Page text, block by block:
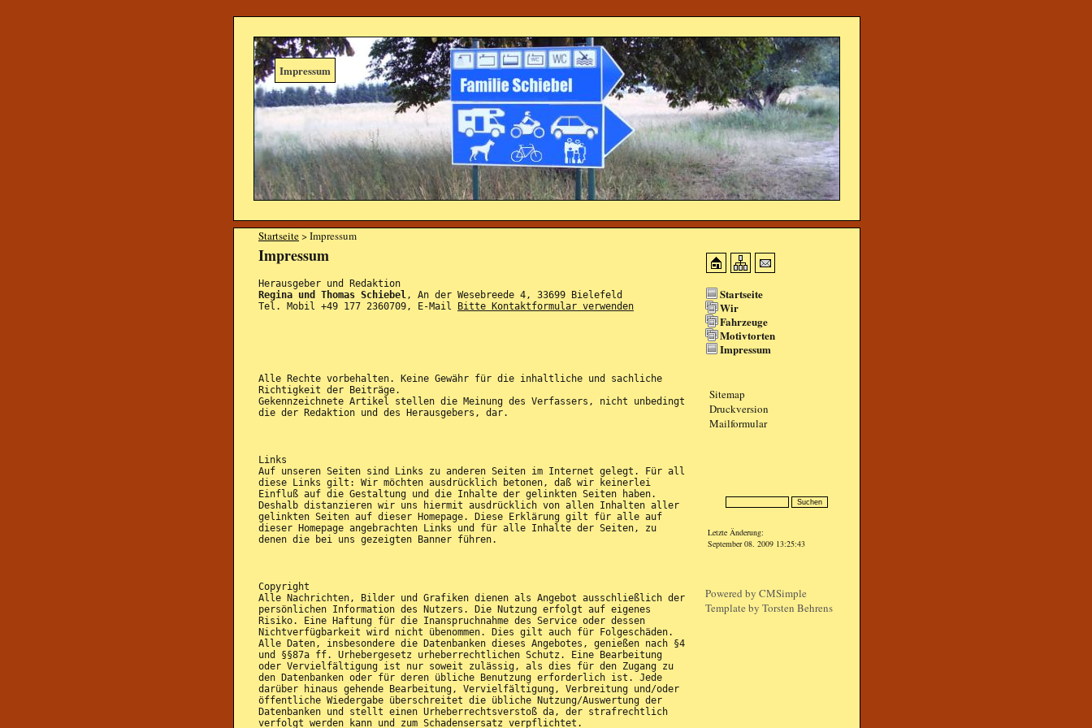
Impressum
Startseite> Impressum
Impressum
Herausgeber und Redaktion
Regina und Thomas Schiebel, An der Wesebreede 4, 33699 Bielefeld
Tel. Mobil +49 177 2360709, E-Mail
Bitte Kontaktformular verwenden
Alle Rechte vorbehalten. Keine Gewähr für die inhaltliche und sachliche
Richtigkeit der Beiträge.
Gekennzeichnete Artikel stellen die Meinung des Verfassers, nicht unbedingt
die der Redaktion und des Herausgebers, dar.
Links
Auf unseren Seiten sind Links zu anderen Seiten im Internet gelegt. Für all
diese Links gilt: Wir möchten ausdrücklich betonen, daß wir keinerlei
Einfluß auf die Gestaltung und die Inhalte der gelinkten Seiten haben.
Deshalb distanzieren wir uns hiermit ausdrücklich von allen Inhalten aller
gelinkten Seiten auf dieser Homepage. Diese Erklärung gilt für alle auf
dieser Homepage angebrachten Links und für alle Inhalte der Seiten, zu
denen die bei uns gezeigten Banner führen.
Copyright
Alle Nachrichten, Bilder und Grafiken dienen als Angebot ausschließlich der
persönlichen Information des Nutzers. Die Nutzung erfolgt auf eigenes
Risiko. Eine Haftung für die Inanspruchnahme des Service oder dessen
Nichtverfügbarkeit wird nicht übenommen. Dies gilt auch für Folgeschäden.
Alle Daten, insbesondere die Datenbanken dieses Angebotes, genießen nach §4
und §§87a ff. Urhebergesetz urheberrechtlichen Schutz. Eine Bearbeitung
oder Vervielfältigung ist nur soweit zulässig, als dies für den Zugang zu
den Datenbanken oder für deren übliche Benutzung erforderlich ist. Jede
darüber hinaus gehende Bearbeitung, Vervielfältigung, Verbreitung und/oder
öffentliche Wiedergabe überschreitet die übliche Nutzung/Auswertung der
Datenbanken und stellt einen Urheberrechtsverstoß da, der strafrechtlich
verfolgt werden kann und zum Schadensersatz verpflichtet.
Startseite
Wir
Fahrzeuge
Motivtorten
Impressum
Sitemap
Druckversion
Mailformular
Letzte Änderung:
September 08. 2009 13:25:43
Powered by CMSimple
Template by Torsten Behrens